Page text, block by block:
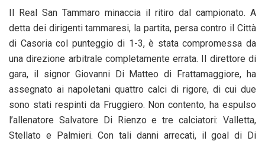
Il Real San Tammaro minaccia il ritiro dal campionato. A
detta dei dirigenti tammaresi, la partita, persa contro il Città
di Casoria col punteggio di 1-3, è stata compromessa da
una direzione arbitrale completamente errata. Il direttore di
gara, il signor Giovanni Di Matteo di Frattamaggiore, ha
assegnato ai napoletani quattro calci di rigore, di cui due
sono stati respinti da Fruggiero. Non contento, ha espulso
l’allenatore Salvatore Di Rienzo e tre calciatori: Valletta,
Stellato e Palmieri. Con tali danni arrecati, il goal di Di